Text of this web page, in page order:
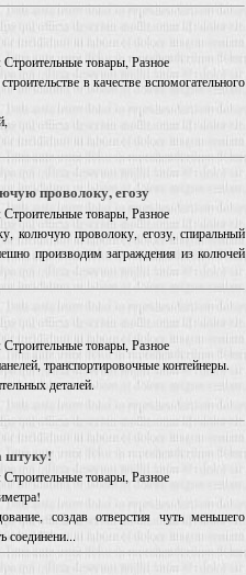
товары, Разное
в качестве вспомогательного
проволоку, егозу
товары, Разное
колючую проволоку, егозу, спиральный
производим заграждения из колючей
товары, Разное
транспортировочные контейнеры.
деталей.
штуку!
товары, Разное
создав отверстия чуть меньшего
соединени...